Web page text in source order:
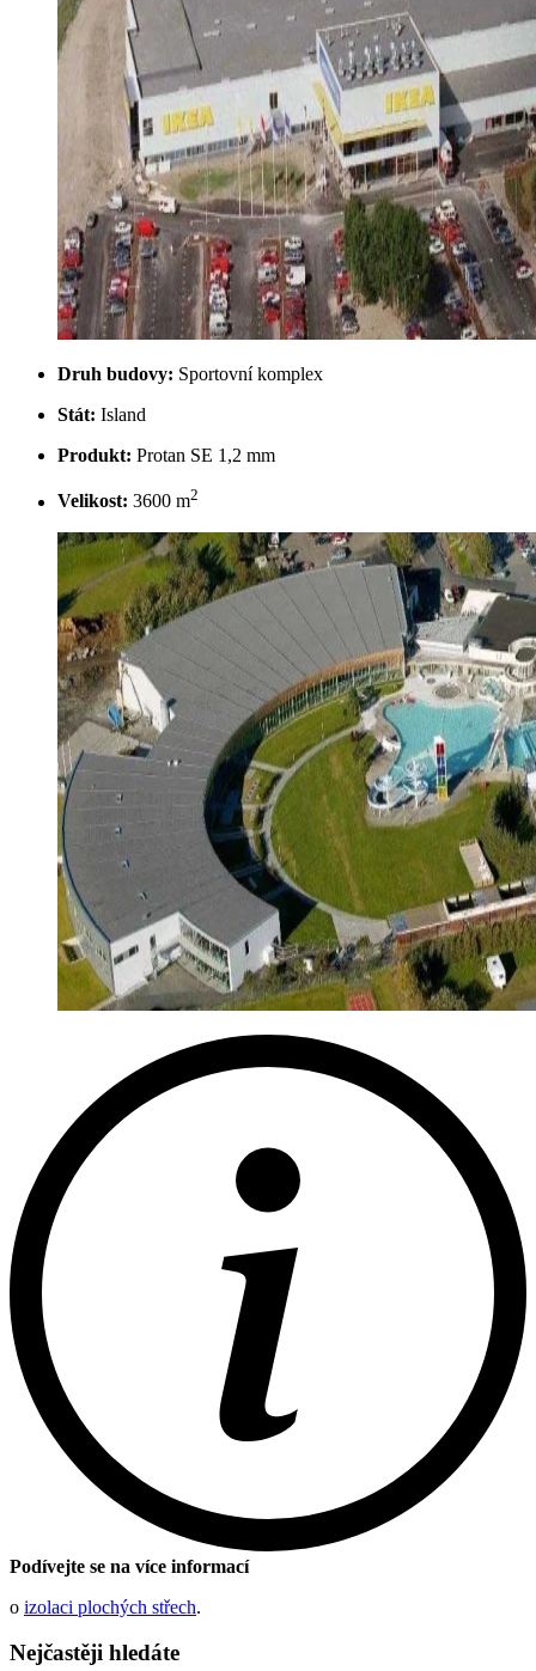
Druh budovy: Sportovní komplex
Stát: Island
Produkt: Protan SE 1,2 mm
Velikost: 3600 m2
Podívejte se na více informací
o izolaci plochých střech.
Nejčastěji hledáte